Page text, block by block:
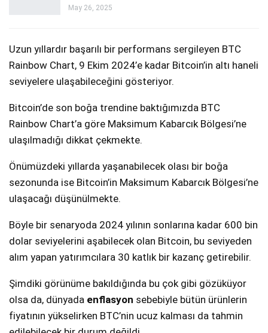
May 26, 2025
Uzun yıllardır başarılı bir performans sergileyen BTC
Rainbow Chart, 9 Ekim 2024’e kadar Bitcoin’in altı haneli
seviyelere ulaşabileceğini gösteriyor.
Bitcoin’de son boğa trendine baktığımızda BTC
Rainbow Chart’a göre Maksimum Kabarcık Bölgesi’ne
ulaşılmadığı dikkat çekmekte.
Önümüzdeki yıllarda yaşanabilecek olası bir boğa
sezonunda ise Bitcoin’in Maksimum Kabarcık Bölgesi’ne
ulaşacağı düşünülmekte.
Böyle bir senaryoda 2024 yılının sonlarına kadar 600 bin
dolar seviyelerini aşabilecek olan Bitcoin, bu seviyeden
alım yapan yatırımcılara 30 katlık bir kazanç getirebilir.
Şimdiki görünüme bakıldığında bu çok gibi gözüküyor
olsa da, dünyada enflasyon sebebiyle bütün ürünlerin
fiyatının yükselirken BTC’nin ucuz kalması da tahmin